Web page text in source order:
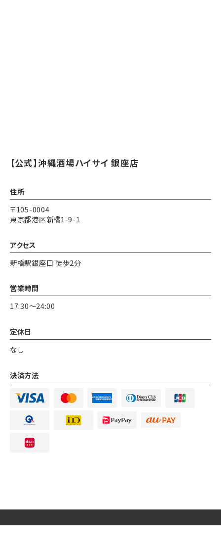
【公式】沖縄酒場ハイサイ 銀座店
住所
〒105-0004
東京都港区新橋1-9-1
アクセス
新橋駅銀座口 徒歩2分
営業時間
17:30～24:00
定休日
なし
決済方法